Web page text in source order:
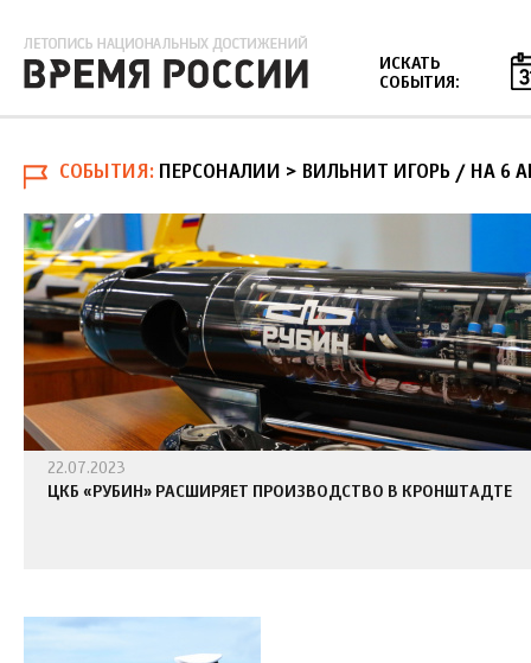
ИСКАТЬ
СОБЫТИЯ:
СОБЫТИЯ ПЕРСОНАЛИИ > ВИЛЬНИТ ИГОРЬ / НА 6
22.07.2023
ЦКБ «РУБИН» РАСШИРЯЕТ ПРОИЗВОДСТВО В КРОНШТАДТЕ